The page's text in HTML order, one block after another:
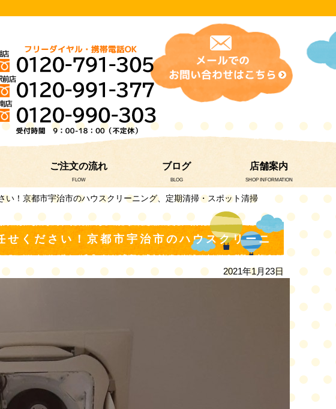
ご注文の流れ
FLOW
ブログ
BLOG
店舗案内
SHOP INFORMATION
！京都市宇治市のハウスクリーニング、定期清掃・スポット清掃
ください！京都市宇治市のハウスクリーニ
2021年1月23日